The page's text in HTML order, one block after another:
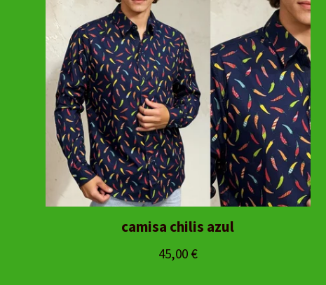
camisa chilis azul
45,00 €